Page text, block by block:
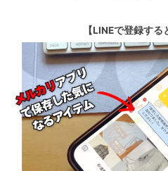
【LINEで登録する